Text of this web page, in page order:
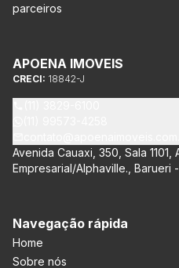
parceiros
APOENA IMOVEIS
CRECI: 18842-J
Avenida Cauaxi, 350, Sala
Empresarial/Alphaville., Barueri
Navegação rápida
Home
Sobre nós